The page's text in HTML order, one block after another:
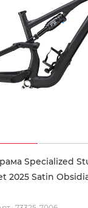
Specialized
2025 Satin